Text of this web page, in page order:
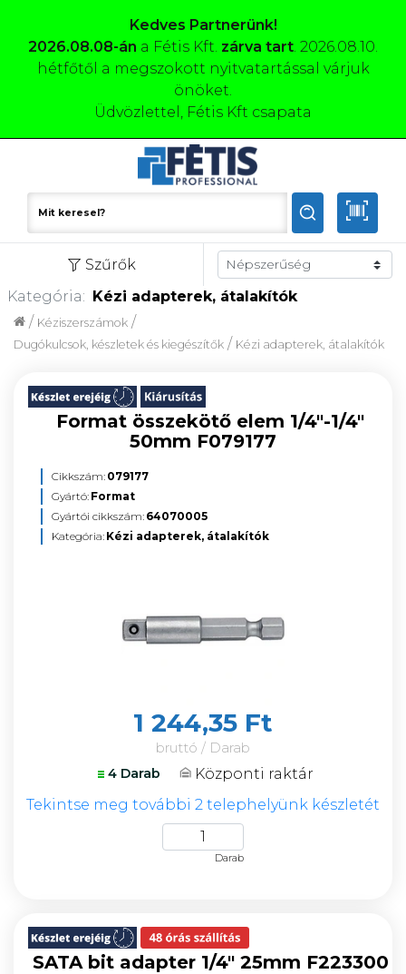
Kedves Partnerünk!
2026.08.08-án a Fétis Kft. zárva tart. 2026.08.10.
hétfőtől a megszokott nyitvatartással várjuk
önöket.
Üdvözlettel, Fétis Kft csapata
Szűrők
Kategória: Kézi adapterek, átalakítók
Kézi adapterek, átalakítók
/
Dugókulcsok, készletek és kiegészítők
/
Kéziszerszámok
/
Format összekötő elem 1/4"-1/4"
50mm F079177
Cikkszám: 079177
Gyártó: Format
Gyártói cikkszám: 64070005
Kategória: Kézi adapterek, átalakítók
1 244,35 Ft
bruttó / Darab
4 Darab
Központi raktár
Tekintse meg további 2 telephelyünk készletét
Darab
SATA bit adapter 1/4" 25mm F223300